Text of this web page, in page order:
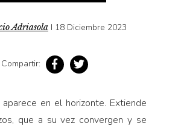
Adriasola I 18 Diciembre 2023
Compartir:
en el horizonte. Extiende
que a su vez convergen y se